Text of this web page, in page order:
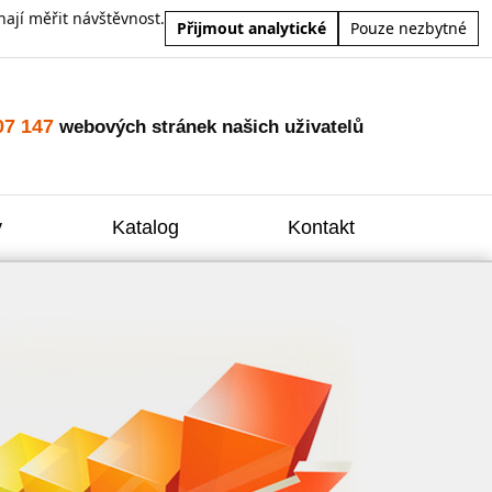
měřit návštěvnost.
Přijmout analytické Pouze nezbytné
147 webových stránek našich uživatelů
Katalog Kontakt